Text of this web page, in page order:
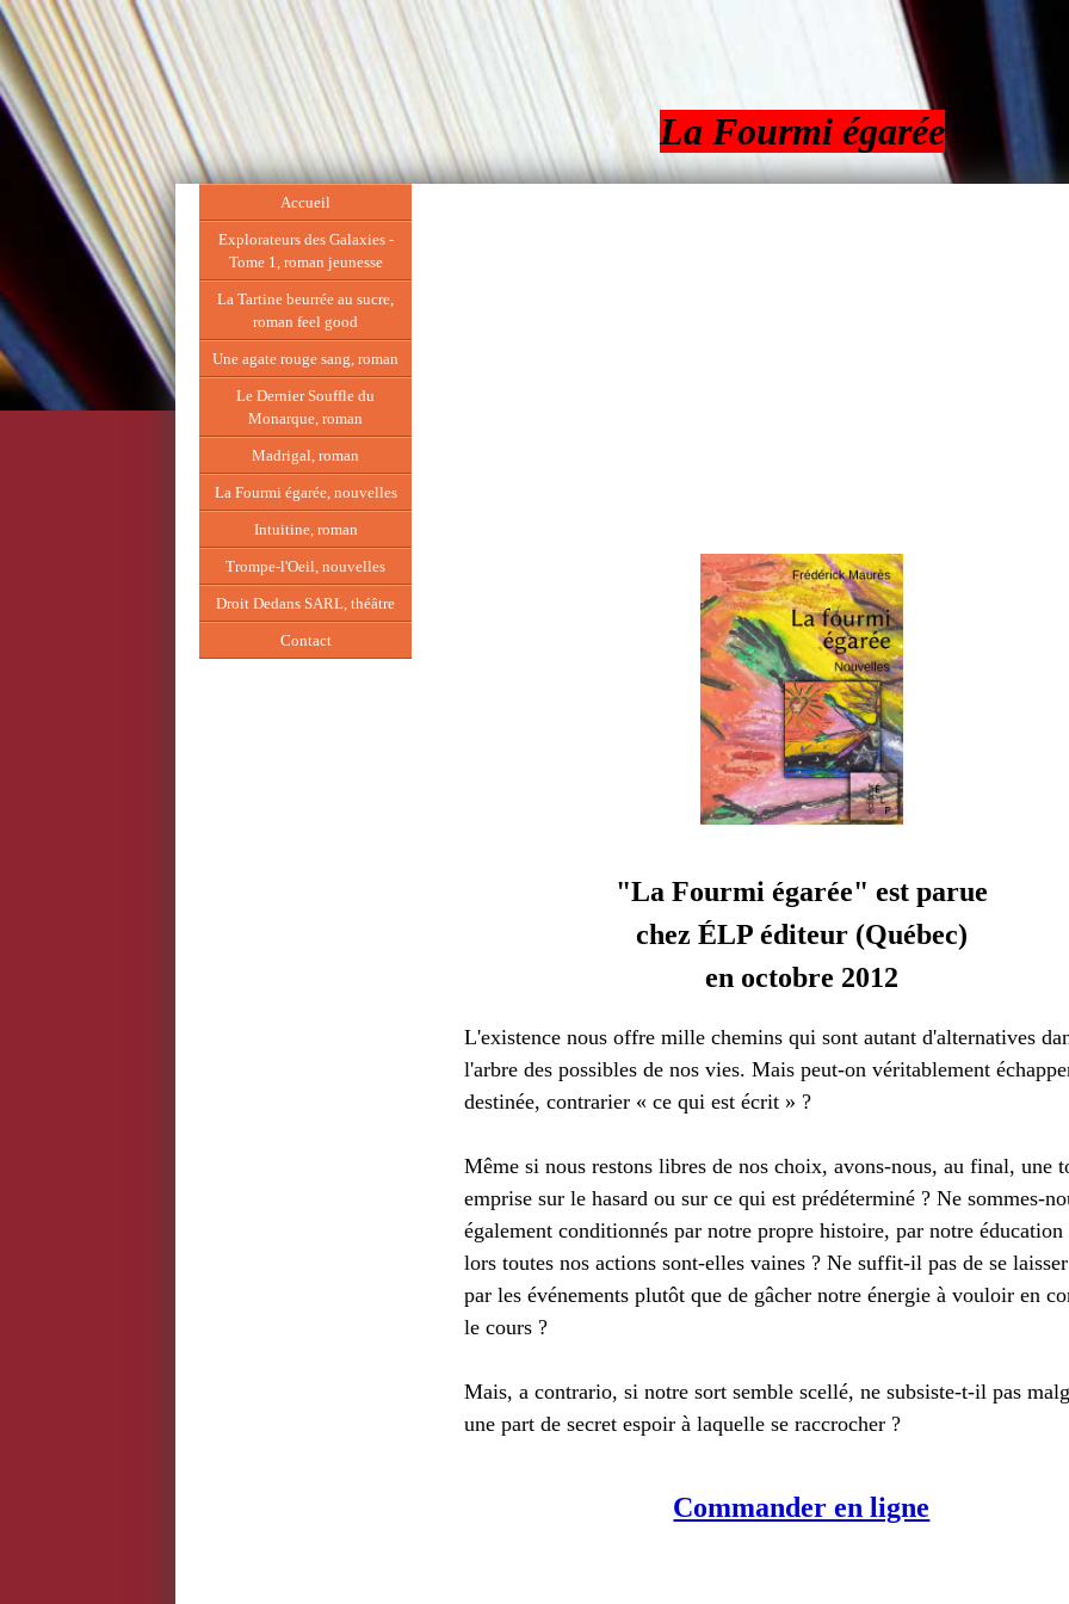
La Fourmi égarée
Accueil
Explorateurs des Galaxies -
Tome 1, roman jeunesse
La Tartine beurrée au sucre,
roman feel good
Une agate rouge sang, roman
Le Dernier Souffle du
Monarque, roman
Madrigal, roman
La Fourmi égarée, nouvelles
Intuitine, roman
Trompe-l'Oeil, nouvelles
Droit Dedans SARL, théâtre
Contact
"La Fourmi égarée" est parue
chez ÉLP éditeur (Québec)
en octobre 2012
L'existence nous offre mille chemins qui sont autant d'alternatives
l'arbre des possibles de nos vies. Mais peut-on véritablement
destinée, contrarier « ce qui est écrit » ?
Même si nous restons libres de nos choix, avons-nous, au final, une
emprise sur le hasard ou sur ce qui est prédéterminé ? Ne sommes-
également conditionnés par notre propre histoire, par notre éducation
lors toutes nos actions sont-elles vaines ? Ne suffit-il pas de se
par les événements plutôt que de gâcher notre énergie à vouloir en
le cours ?
Mais, a contrario, si notre sort semble scellé, ne subsiste-t-il pas
une part de secret espoir à laquelle se raccrocher ?
Commander en ligne